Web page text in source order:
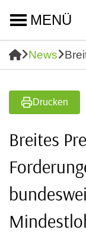
MENÜ
News
Drucken
Breites